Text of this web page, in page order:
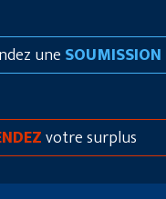
une SOUMISSION
votre surplus